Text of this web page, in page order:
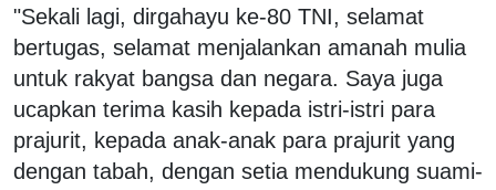
"Sekali lagi, dirgahayu ke-80 TNI, selamat
bertugas, selamat menjalankan amanah mulia
untuk rakyat bangsa dan negara. Saya juga
ucapkan terima kasih kepada istri-istri para
prajurit, kepada anak-anak para prajurit yang
dengan tabah, dengan setia mendukung suami-